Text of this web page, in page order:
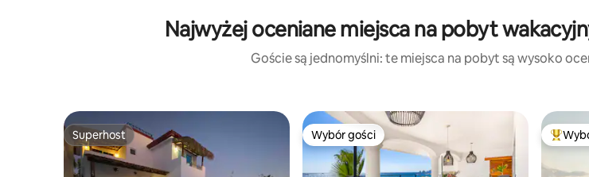
Najwyżej oceniane miejsca na pobyt
Goście są jednomyślni: te miejsca na pobyt są wysoko
Superhost
Superhost Wybór gości
Wybór gości